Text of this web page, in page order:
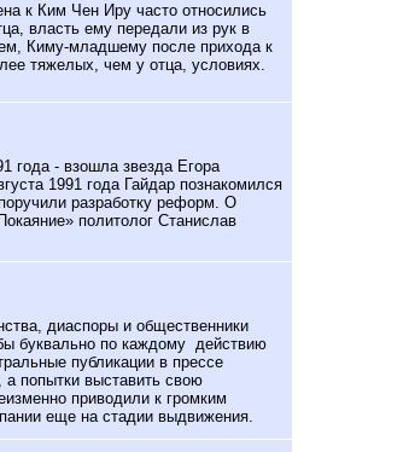
к Ким Чен Иру часто относились
власть ему передали из рук в
Киму-младшему после прихода к
тяжелых, чем у отца, условиях.
года - взошла звезда Егора
1991 года Гайдар познакомился
разработку реформ. О
политолог Станислав
диаспоры и общественники
буквально по каждому действию
публикации в прессе
попытки выставить свою
приводили к громким
еще на стадии выдвижения.